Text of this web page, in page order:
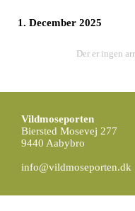
1. December 2025
Der er ingen
Vildmoseporten
Biersted Mosevej 277
9440 Aabybro
info@vildmoseporten.dk